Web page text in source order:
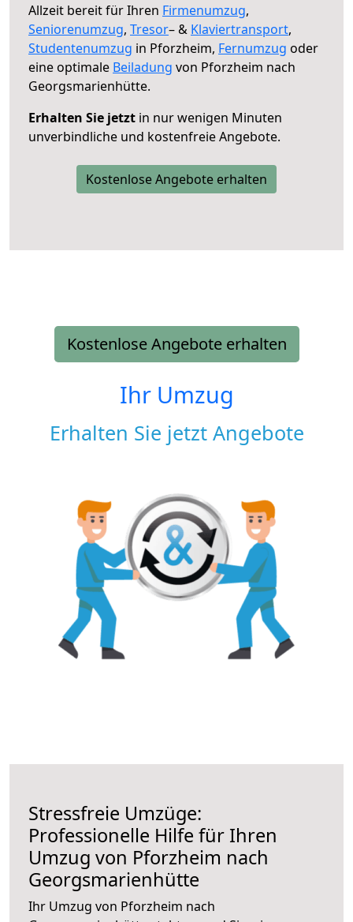
Allzeit bereit für Ihren Firmenumzug,
Seniorenumzug, Tresor– & Klaviertransport,
Studentenumzug in Pforzheim, Fernumzug oder
eine optimale Beiladung von Pforzheim nach
Georgsmarienhütte.
Erhalten Sie jetzt in nur wenigen Minuten
unverbindliche und kostenfreie Angebote.
Kostenlose Angebote erhalten
Kostenlose Angebote erhalten
Ihr Umzug
Erhalten Sie jetzt Angebote
Stressfreie Umzüge:
Professionelle Hilfe für Ihren
Umzug von Pforzheim nach
Georgsmarienhütte
Ihr Umzug von Pforzheim nach